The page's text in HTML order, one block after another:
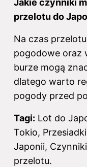
Jakie czynniki
przelotu do
Na czas
pogodowe oraz
burze mogą
dlatego warto
pogody przed
Tagi: Lot do
Tokio,
Japonii,
przelotu.